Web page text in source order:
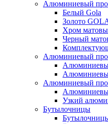
Алюминиевый
Белый Gola
Золото
Хром
Черный
Алюминиевый
Алюминиевый
Узкий
Бутылочницы